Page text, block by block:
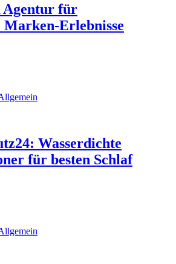
Agentur für
Marken-Erlebnisse
Wasserdichte
für besten Schlaf